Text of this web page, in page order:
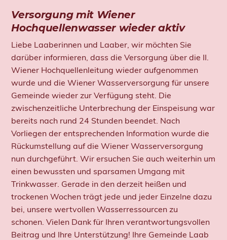
Versorgung mit Wiener
Hochquellenwasser wieder aktiv
Liebe Laaberinnen und Laaber, wir möchten Sie
darüber informieren, dass die Versorgung über die II.
Wiener Hochquellenleitung wieder aufgenommen
wurde und die Wiener Wasserversorgung für unsere
Gemeinde wieder zur Verfügung steht. Die
zwischenzeitliche Unterbrechung der Einspeisung war
bereits nach rund 24 Stunden beendet. Nach
Vorliegen der entsprechenden Information wurde die
Rückumstellung auf die Wiener Wasserversorgung
nun durchgeführt. Wir ersuchen Sie auch weiterhin um
einen bewussten und sparsamen Umgang mit
Trinkwasser. Gerade in den derzeit heißen und
trockenen Wochen trägt jede und jeder Einzelne dazu
bei, unsere wertvollen Wasserressourcen zu
schonen. Vielen Dank für Ihren verantwortungsvollen
Beitrag und Ihre Unterstützung! Ihre Gemeinde Laab